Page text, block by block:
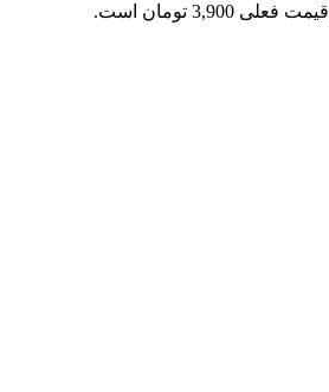
قیمت فعلی 3,900 تومان است.